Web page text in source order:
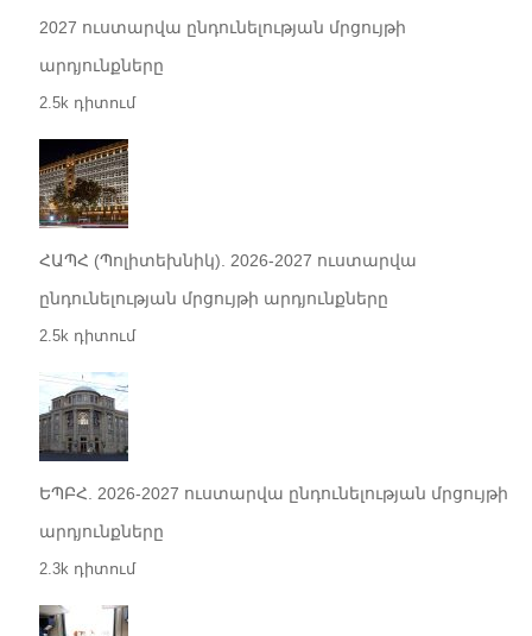
2027 ուստարվա ընդունելության մրցույթի
արդյունքները
2.5k դիտում
ՀԱՊՀ (Պոլիտեխնիկ). 2026-2027 ուստարվա
ընդունելության մրցույթի արդյունքները
2.5k դիտում
ԵՊԲՀ. 2026-2027 ուստարվա ընդունելության մրցույթի
արդյունքները
2.3k դիտում